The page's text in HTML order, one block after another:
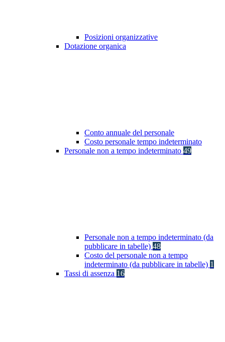
Posizioni organizzative
Dotazione organica
Conto annuale del personale
Costo personale tempo indeterminato
Personale non a tempo indeterminato 49
Personale non a tempo indeterminato (da
pubblicare in tabelle) 48
Costo del personale non a tempo
indeterminato (da pubblicare in tabelle) 1
Tassi di assenza 16